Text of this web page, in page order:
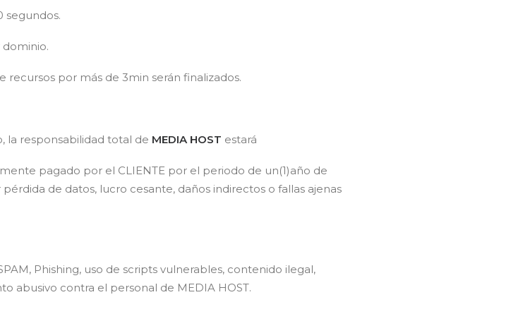
segundos.
recursos por más de 3min serán finalizados.
la responsabilidad total de MEDIA HOST estará
pagado por el CLIENTE por el periodo de un(1)año de
de datos, lucro cesante, daños indirectos o fallas ajenas
Phishing, uso de scripts vulnerables, contenido ilegal,
abusivo contra el personal de MEDIA HOST.